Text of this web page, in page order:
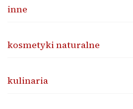
inne
kosmetyki naturalne
kulinaria